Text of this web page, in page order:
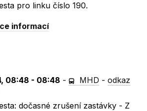
pro linku číslo 190.
informací
08:48 - 08:48 - MHD -odkaz
dočasné zrušení zastávky - Z